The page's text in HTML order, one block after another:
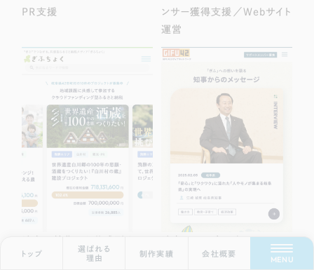
Scroll Down
トップ
選ばれる
理由
制作実績 会社概要
MENU
PR支援
ンサー獲得支援／Webサイト
運営
さと納税メディア「ぎふちょく」
「GIFU42メディアネットワー